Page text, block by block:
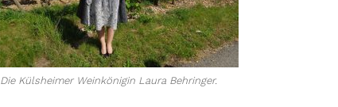
Die Külsheimer Weinkönigin Laura Behringer.